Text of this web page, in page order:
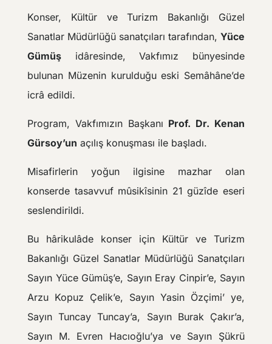
Konser, Kültür ve Turizm Bakanlığı Güzel
Sanatlar Müdürlüğü sanatçıları tarafından, Yüce
Gümüş idâresinde, Vakfımız bünyesinde
bulunan Müzenin kurulduğu eski Semâhâne’de
icrâ edildi.
Program, Vakfımızın Başkanı Prof. Dr. Kenan
Gürsoy’un açılış konuşması ile başladı.
Misafirlerin yoğun ilgisine mazhar olan
konserde tasavvuf mûsikîsinin 21 güzîde eseri
seslendirildi.
Bu hârikulâde konser için Kültür ve Turizm
Bakanlığı Güzel Sanatlar Müdürlüğü Sanatçıları
Sayın Yüce Gümüş’e, Sayın Eray Cinpir’e, Sayın
Arzu Kopuz Çelik’e, Sayın Yasin Özçimi’ ye,
Sayın Tuncay Tuncay’a, Sayın Burak Çakır’a,
Sayın M. Evren Hacıoğlu’ya ve Sayın Şükrü